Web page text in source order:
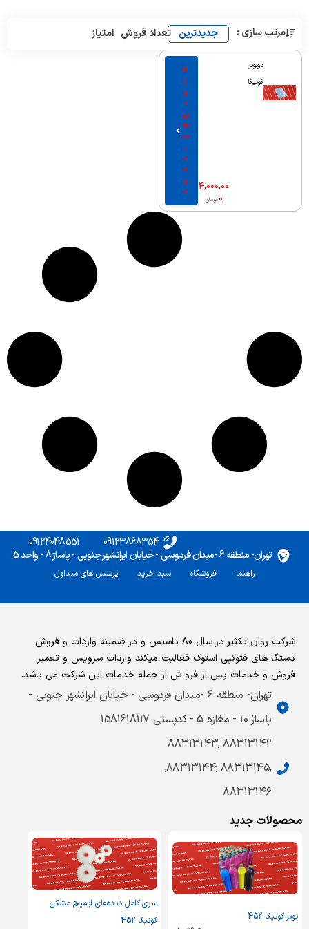
مرتب سازی : جدیدترین تعداد فروش امتیاز
دولوپر
کونیکا
4,000,00
0تومان
اف
ز
و
د
ن
به
س
ب
د
خ
ری
د
تهران- منطقه 6 -میدان فردوسی - خیابان ایرانشهر جنوبی - پاساژ 8 - واحد 5
09123868354
09124048551
راهنما فروشگاه سبد خرید پرسش های متداول
شرکت روان تکثیر در سال 80 تاسیس و در ضمینه واردات و فروش
دستگا های فتوکپی استوک فعالیت میکند واردات سرویس و تعمیر
فروش و خدمات پس از فرو ش از جمله خدمات این شرکت می باشد.
تهران- منطقه 6 -میدان فردوسی - خیابان ایرانشهر جنوبی -
پاساژ 10 - مغازه 5 - کدپستی 1581618117
۸۸۳۱۳۱۴۲ ,۸۸۳۱۳۱۴۳
,۸۸۳۱۳۱۴۵ ,۸۸۳۱۳۱۴۴,
۸۸۳۱۳۱۴۶
محصولات جدید
تونر کونیکا 452
سری کامل دنده‌های ایمیج مشکی
کونیکا 452